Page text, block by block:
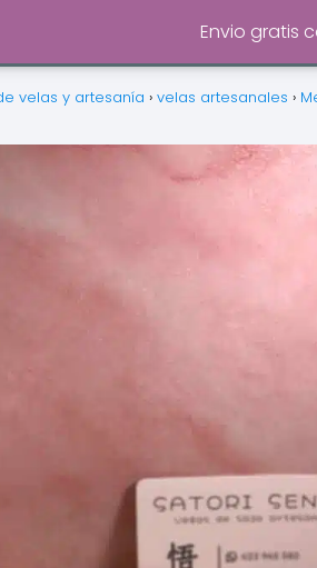
Envio gratis
velas y artesanía › velas artesanales ›